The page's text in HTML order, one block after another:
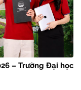
– Trường Đại học